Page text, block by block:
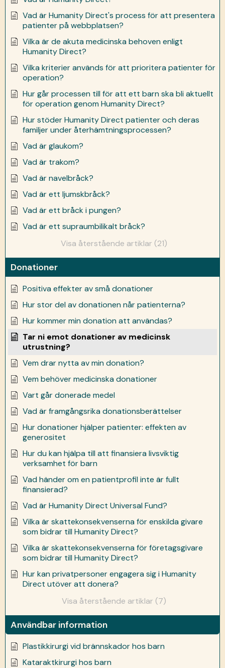
Vad är Humanity Direct's process för att presentera
patienter på webbplatsen?
Vilka är de akuta medicinska behoven enligt
Humanity Direct?
Vilka kriterier används för att prioritera patienter för
operation?
Hur går processen till för att ett barn ska bli aktuellt
för operation genom Humanity Direct?
Hur stöder Humanity Direct patienter och deras
familjer under återhämtningsprocessen?
Vad är glaukom?
Vad är trakom?
Vad är navelbråck?
Vad är ett ljumskbråck?
Vad är ett bråck i pungen?
Vad är ett supraumbilikalt bråck?
Visa återstående artiklar (21)
Donationer
Positiva effekter av små donationer
Hur stor del av donationen når patienterna?
Hur kommer min donation att användas?
Tar ni emot donationer av medicinsk
utrustning?
Vem drar nytta av min donation?
Vem behöver medicinska donationer
Vart går donerade medel
Vad är framgångsrika donationsberättelser
Hur donationer hjälper patienter: effekten av
generositet
Hur du kan hjälpa till att finansiera livsviktig
verksamhet för barn
Vad händer om en patientprofil inte är fullt
finansierad?
Vad är Humanity Direct Universal Fund?
Vilka är skattekonsekvenserna för enskilda givare
som bidrar till Humanity Direct?
Vilka är skattekonsekvenserna för företagsgivare
som bidrar till Humanity Direct?
Hur kan privatpersoner engagera sig i Humanity
Direct utöver att donera?
Visa återstående artiklar (7)
Användbar information
Plastikkirurgi vid brännskador hos barn
Kataraktkirurgi hos barn